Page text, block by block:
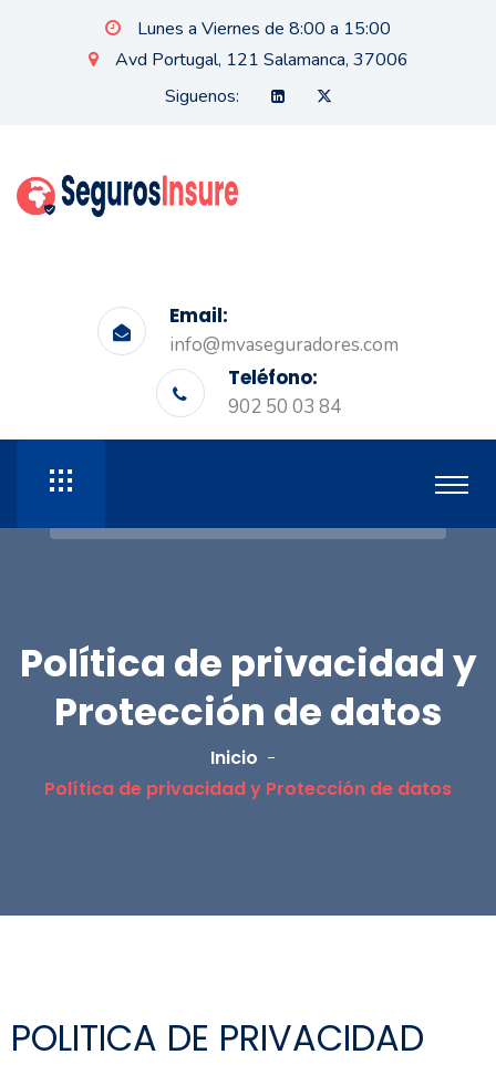
Lunes a Viernes de 8:00 a 15:00
Avd Portugal, 121 Salamanca, 37006
Siguenos:
Email:
info@mvaseguradores.com
Teléfono:
902 50 03 84
Política de privacidad y
Protección de datos
Inicio
Política de privacidad y Protección de datos
POLITICA DE PRIVACIDAD